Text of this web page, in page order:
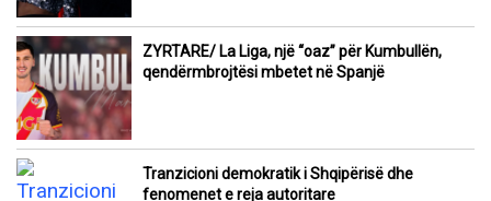
ZYRTARE/ La Liga, një “oaz” për Kumbullën,
qendërmbrojtësi mbetet në Spanjë
Tranzicioni demokratik i Shqipërisë dhe
fenomenet e reja autoritare